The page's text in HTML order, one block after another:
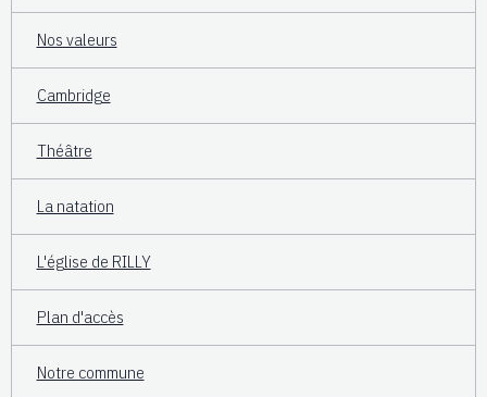
Nos valeurs
Cambridge
Théâtre
La natation
L'église de RILLY
Plan d'accès
Notre commune